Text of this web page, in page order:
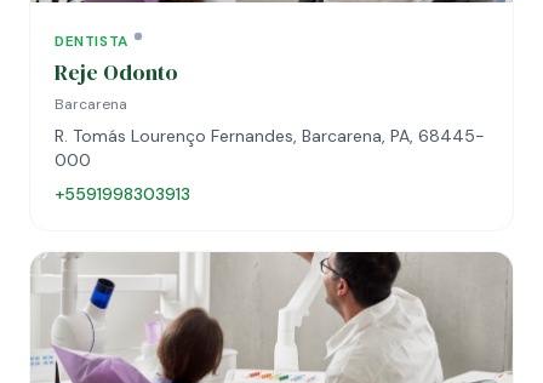
DENTISTA
Reje Odonto
Barcarena
R. Tomás Lourenço Fernandes, Barcarena, PA, 68445-
000
+5591998303913